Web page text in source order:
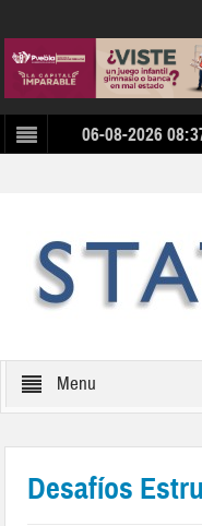
06-08-2026
Menu
Desafíos